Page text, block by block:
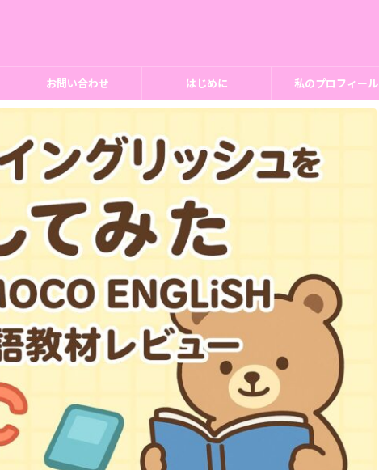
お問い合わせ はじめに 私のプロフィール